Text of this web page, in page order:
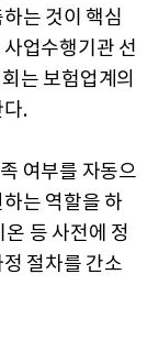
는 것이 핵심
업수행기관 선
는 보험업계의
.
여부를 자동으
는 역할을 하
등 사전에 정
절차를 간소